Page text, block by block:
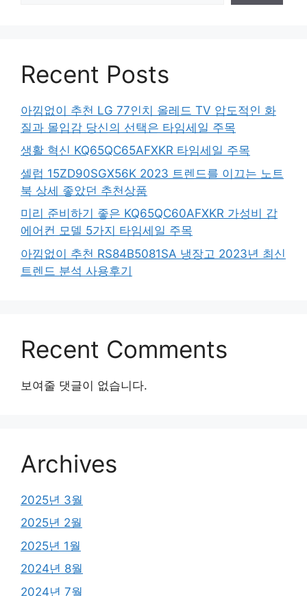
Recent Posts
아낌없이 추천 LG 77인치 올레드 TV 압도적인 화
질과 몰입감 당신의 선택은 타임세일 주목
생활 혁신 KQ65QC65AFXKR 타임세일 주목
셀럽 15ZD90SGX56K 2023 트렌드를 이끄는 노트
북 상세 좋았던 추천상품
미리 준비하기 좋은 KQ65QC60AFXKR 가성비 갑
에어컨 모델 5가지 타임세일 주목
아낌없이 추천 RS84B5081SA 냉장고 2023년 최신
트렌드 분석 사용후기
Recent Comments
보여줄 댓글이 없습니다.
Archives
2025년 3월
2025년 2월
2025년 1월
2024년 8월
2024년 7월